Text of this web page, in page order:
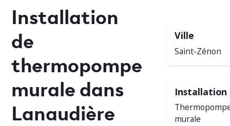
Installation
de
thermopompe
murale dans
Lanaudière
Ville
Saint-Zénon
Installation
murale